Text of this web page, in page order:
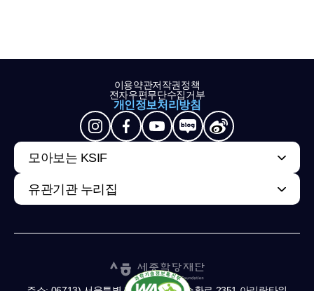
이용약관저작권정책
전자우편무단수집거부
개인정보처리방침
모아보는 KSIF
유관기관 누리집